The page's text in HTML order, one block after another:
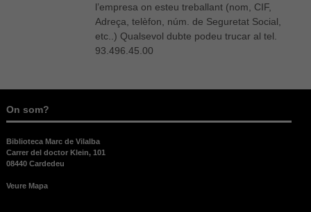
l’empresa on esteu treballant (nom, CIF,
Adreça, telèfon, núm. de Seguretat Social,
etc..) Qualsevol dubte podeu trucar al tel.
93.496.45.00
On som?
Biblioteca Marc de Vilalba
Carrer del doctor Klein, 101
08440 Cardedeu
Veure Mapa